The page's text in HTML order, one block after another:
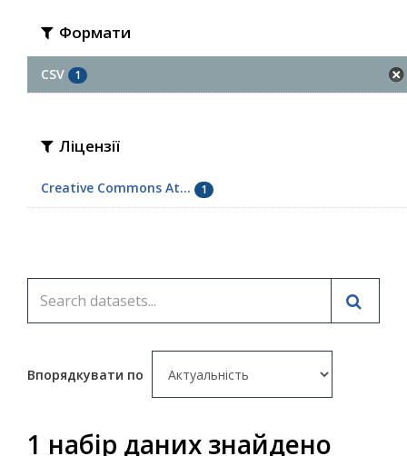
Формати
CSV 1
Ліцензії
Creative Commons At... 1
Впорядкувати по
1 набір даних знайдено